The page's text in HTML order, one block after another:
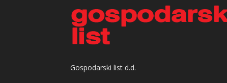
Gospodarski list d.d.